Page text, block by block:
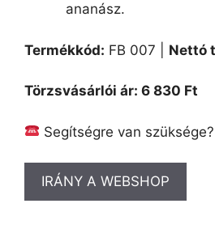
ananász.
Termékkód: FB 007 | Nettó
Törzsvásárlói ár: 6 830 Ft
Segítségre van szüksége?
IRÁNY A WEBSHOP